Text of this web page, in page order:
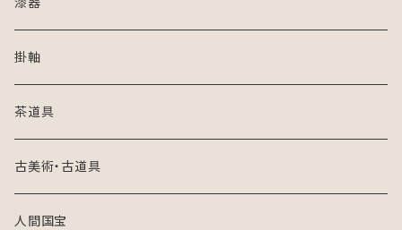
掛軸
茶道具
古美術・古道具
人間国宝